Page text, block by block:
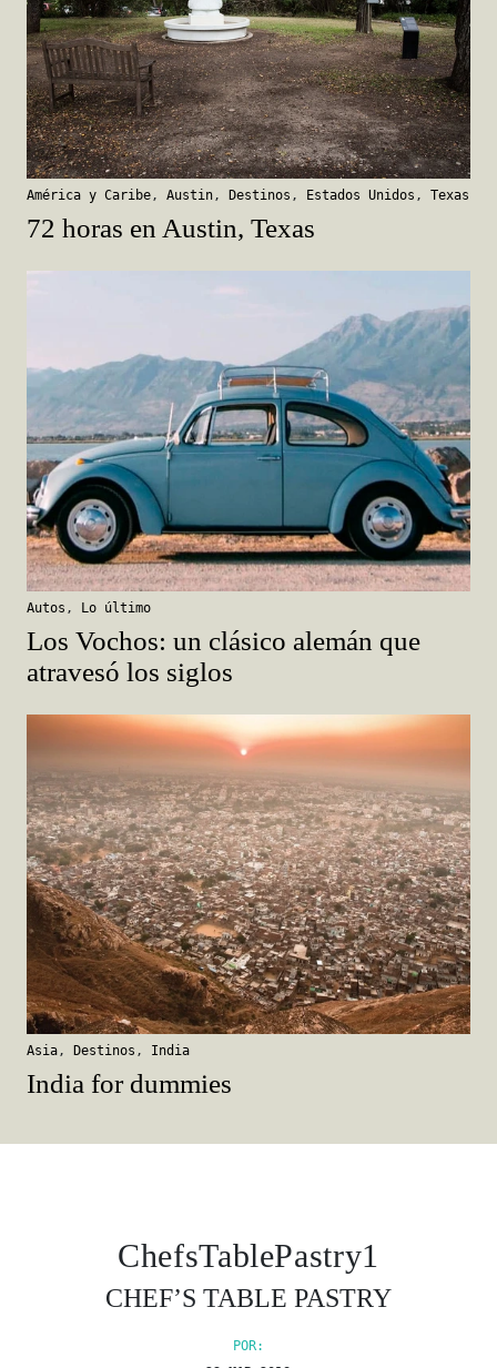
América y Caribe, Austin, Destinos , Estados Unidos , Texas
72 horas en Austin, Texas
Autos , Lo último
Los Vochos: un clásico alemán que
atravesó los siglos
Asia, Destinos , India
India for dummies
ChefsTablePastry1
CHEF’S TABLE PASTRY
POR: